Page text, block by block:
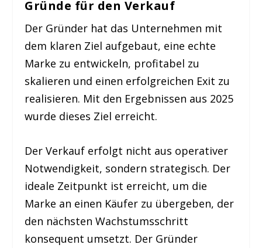
Gründe für den Verkauf
Der Gründer hat das Unternehmen mit
dem klaren Ziel aufgebaut, eine echte
Marke zu entwickeln, profitabel zu
skalieren und einen erfolgreichen Exit zu
realisieren. Mit den Ergebnissen aus 2025
wurde dieses Ziel erreicht.
Der Verkauf erfolgt nicht aus operativer
Notwendigkeit, sondern strategisch. Der
ideale Zeitpunkt ist erreicht, um die
Marke an einen Käufer zu übergeben, der
den nächsten Wachstumsschritt
konsequent umsetzt. Der Gründer